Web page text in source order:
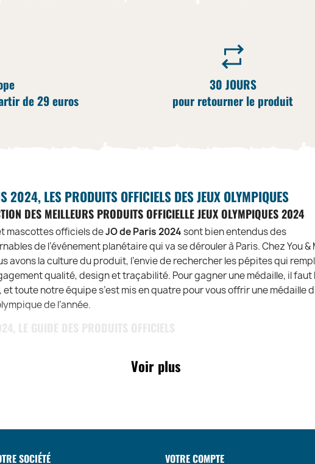
de 29 euros
30 JOURS
pour retourner le produit
2024, LES PRODUITS OFFICIELS DES JEUX OLYMPIQUES
DES MEILLEURS PRODUITS OFFICIELLE JEUX OLYMPIQUES 2024
mascottes officiels deJO de Paris 2024sont bien entendus des
de l’événement planétaire qui va se dérouler à Paris. Chez You &
avons la culture du produit, l’envie de rechercher les pépites qui
qualité, design et traçabilité. Pour gagner une médaille, il faut
toute notre équipe s’est mis en quatre pour vous offrir une médaille
de l’année.
jeux olympiques estampillés Paris 2024
de produits, vous trouverez de tout. N’offrez que les produits
Voir plus
SOCIÉTÉ VOTRE COMPTE